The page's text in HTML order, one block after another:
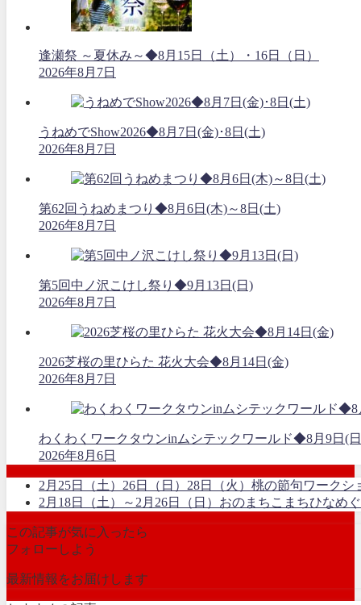
逢瀬祭 ～夏休み～◆8月15日（土）・16日（日）
2026年8月7日
うねめでShow2026◆8月7日(金)･8日(土)
2026年8月7日
第62回うねめまつり◆8月6日(木)～8日(土)
2026年8月7日
第5回中ノ沢こけし祭り◆9月13日(日)
2026年8月7日
2026芝桜の里ひらた 花火大会◆8月14日(金)
2026年8月7日
わくわくワークタウンinムシテックワールド◆8月9日(
2026年8月6日
2月25日（土）26日（日）28日（火）桃の節句ワーク
2月18日（土）～2月26日（日）おのまちこまちひなめ
この記事が気に入ったら
フォローしよう
最新情報をお届けします